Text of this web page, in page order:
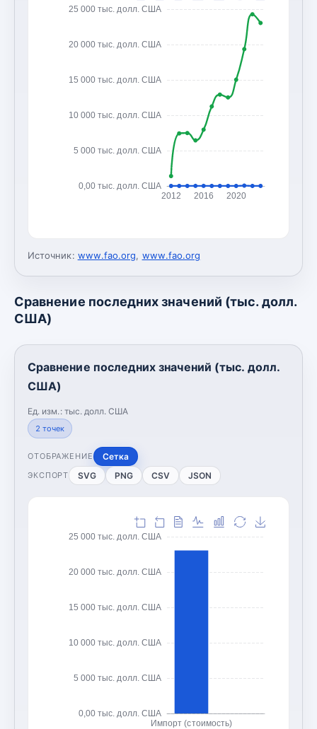
0,00 тыс. долл. США
5 000 тыс. долл. США
10 000 тыс. долл. США
15 000 тыс. долл. США
20 000 тыс. долл. США
25 000 тыс. долл. США
2012 2016 2020
Источник: www.fao.org, www.fao.org
Сравнение последних значений (тыс. долл.
США)
Сравнение последних значений (тыс. долл.
США)
Ед. изм.: тыс. долл. США
2 точек
ОТОБРАЖЕНИЕ Сетка
ЭКСПОРТ SVG PNG CSV JSON
0,00 тыс. долл. США
5 000 тыс. долл. США
10 000 тыс. долл. США
15 000 тыс. долл. США
20 000 тыс. долл. США
25 000 тыс. долл. США
Импорт (стоимость)